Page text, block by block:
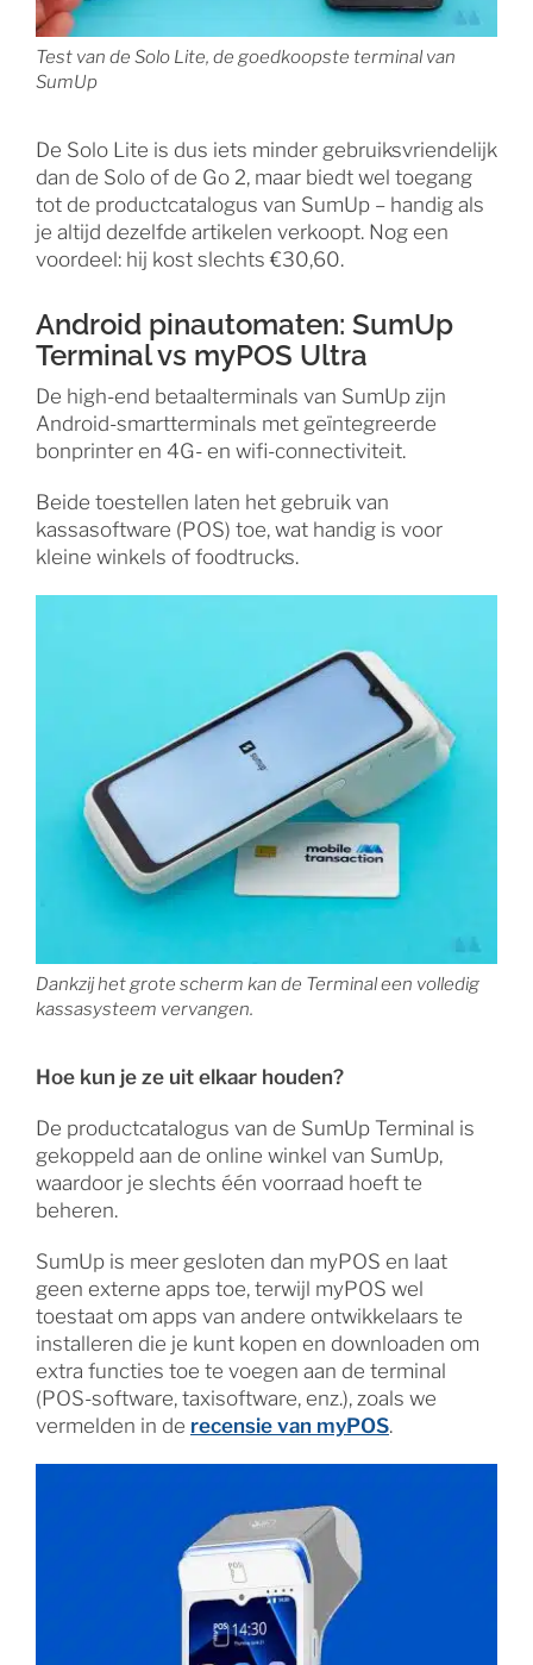
Test van de Solo Lite, de goedkoopste terminal van
SumUp
De Solo Lite is dus iets minder gebruiksvriendelijk
dan de Solo of de Go 2, maar biedt wel toegang
tot de productcatalogus van SumUp – handig als
je altijd dezelfde artikelen verkoopt. Nog een
voordeel: hij kost slechts €30,60.
Android pinautomaten: SumUp
Terminal vs myPOS Ultra
De high-end betaalterminals van SumUp zijn
Android-smartterminals met geïntegreerde
bonprinter en 4G- en wifi-connectiviteit.
Beide toestellen laten het gebruik van
kassasoftware (POS) toe, wat handig is voor
kleine winkels of foodtrucks.
Dankzij het grote scherm kan de Terminal een volledig
kassasysteem vervangen.
Hoe kun je ze uit elkaar houden?
De productcatalogus van de SumUp Terminal is
gekoppeld aan de online winkel van SumUp,
waardoor je slechts één voorraad hoeft te
beheren.
SumUp is meer gesloten dan myPOS en laat
geen externe apps toe, terwijl myPOS wel
toestaat om apps van andere ontwikkelaars te
installeren die je kunt kopen en downloaden om
extra functies toe te voegen aan de terminal
(POS-software, taxisoftware, enz.), zoals we
vermelden in de recensie van myPOS.